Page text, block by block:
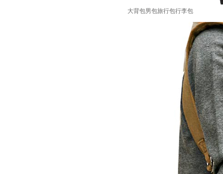
大背包男包旅行包行李包